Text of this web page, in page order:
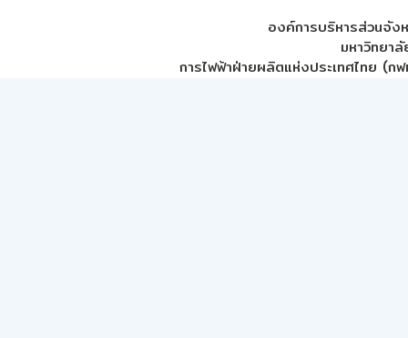
องค์การบริหารส่วนจัง
มหาวิทยา
การไฟฟ้าฝ่ายผลิตแห่งประเทศไทย (กฟ